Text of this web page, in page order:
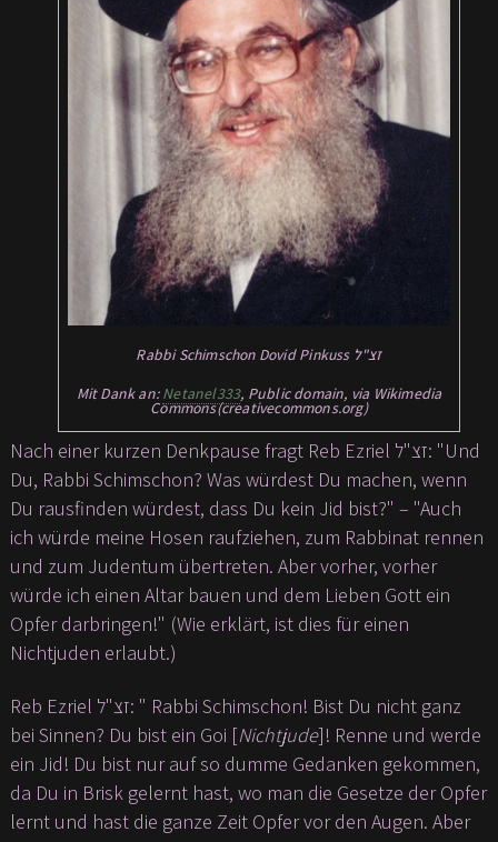
Rabbi Schimschon Dovid Pinkuss זצ"ל
Mit Dank an:Netanel333, Public domain, via Wikimedia
Commons(creativecommons.org)
Nach einer kurzen Denkpause fragt Reb Ezriel זצ"ל: "Und
Du, Rabbi Schimschon? Was würdest Du machen, wenn
Du rausfinden würdest, dass Du kein Jid bist?" – "Auch
ich würde meine Hosen raufziehen, zum Rabbinat rennen
und zum Judentum übertreten. Aber vorher, vorher
würde ich einen Altar bauen und dem Lieben Gott ein
Opfer darbringen!" (Wie erklärt, ist dies für einen
Nichtjuden erlaubt.)
Reb Ezriel זצ"ל: " Rabbi Schimschon! Bist Du nicht ganz
bei Sinnen? Du bist ein Goi [Nichtjude]! Renne und werde
ein Jid! Du bist nur auf so dumme Gedanken gekommen,
da Du in Brisk gelernt hast, wo man die Gesetze der Opfer
lernt und hast die ganze Zeit Opfer vor den Augen. Aber